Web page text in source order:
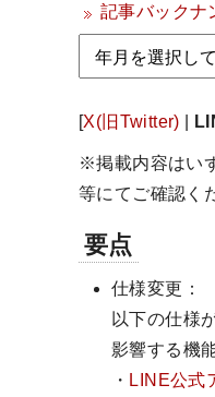
記事バックナ
[X(旧Twitter)
※掲載内容はい
等にてご確認く
要点
仕様変更：
以下の仕様
影響する機
・ LINE公式